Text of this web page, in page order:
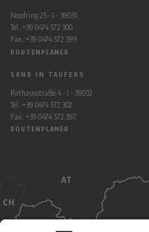
Nordring 25 - I - 39031
Tel.: +39 0474 572 300
Fax.: +39 0474 572 399
ROUTENPLANER
SAND IN TAUFERS
Rathausstraße 4 - I - 39032
Tel.: +39 0474 572 302
Fax.: +39 0474 572 397
ROUTENPLANER
AT
CH